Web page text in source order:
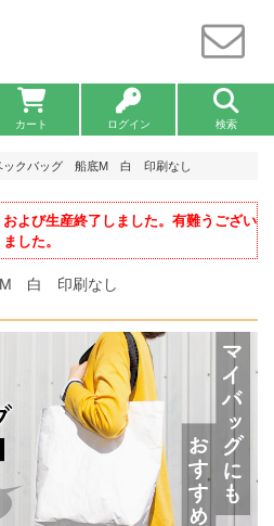
カート ログイン 検索
ックバッグ 船底M 白 印刷なし
よび生産終了しました。有難うござい
ました。
M 白 印刷なし